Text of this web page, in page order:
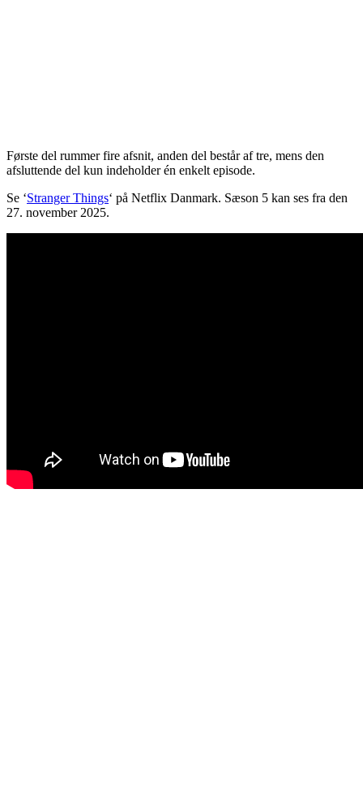
Første del rummer fire afsnit, anden del består af tre, mens den
afsluttende del kun indeholder én enkelt episode.
Se ‘Stranger Things‘ på Netflix Danmark. Sæson 5 kan ses fra den
27. november 2025.